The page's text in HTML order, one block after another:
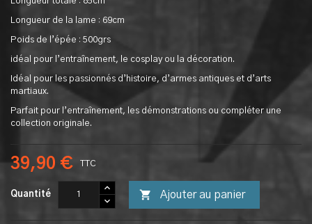
Longueur de la lame : 69cm
Poids de l’épée : 500grs
idéal pour l’entraînement, le cosplay ou la décoration.
Idéal pour les passionnés d’histoire, d’armes antiques et d’arts
martiaux.
Parfait pour l’entraînement, les démonstrations ou compléter une
collection originale.
39,90 € TTC
Quantité  Ajouter au panier